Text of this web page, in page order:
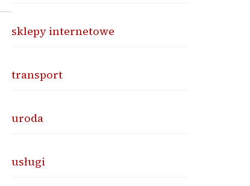
sklepy internetowe
transport
uroda
usługi